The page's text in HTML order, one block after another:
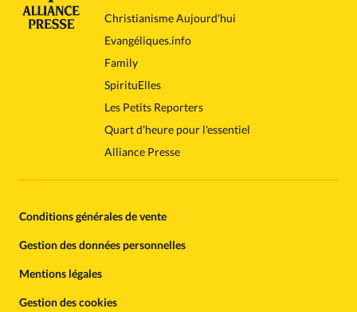
Christianisme Aujourd'hui
Evangéliques.info
Family
SpirituElles
Les Petits Reporters
Quart d'heure pour l'essentiel
Alliance Presse
Conditions générales de vente
Gestion des données personnelles
Mentions légales
Gestion des cookies